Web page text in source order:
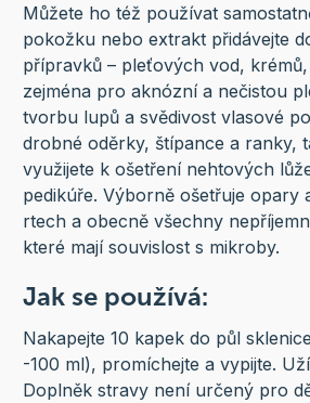
Můžete ho též používat
pokožku nebo extrakt přidávejte
přípravků – pleťových vod,
zejména pro aknózní a nečistou
tvorbu lupů a svědivost vlasové
drobné oděrky, štípance a ranky,
využijete k ošetření nehtových
pedikúře. Výborně ošetřuje opary
rtech a obecně všechny
které mají souvislost s mikroby.
Jak se používá:
Nakapejte 10 kapek do půl
-100 ml), promíchejte a vypijte.
Doplněk stravy není určený pro